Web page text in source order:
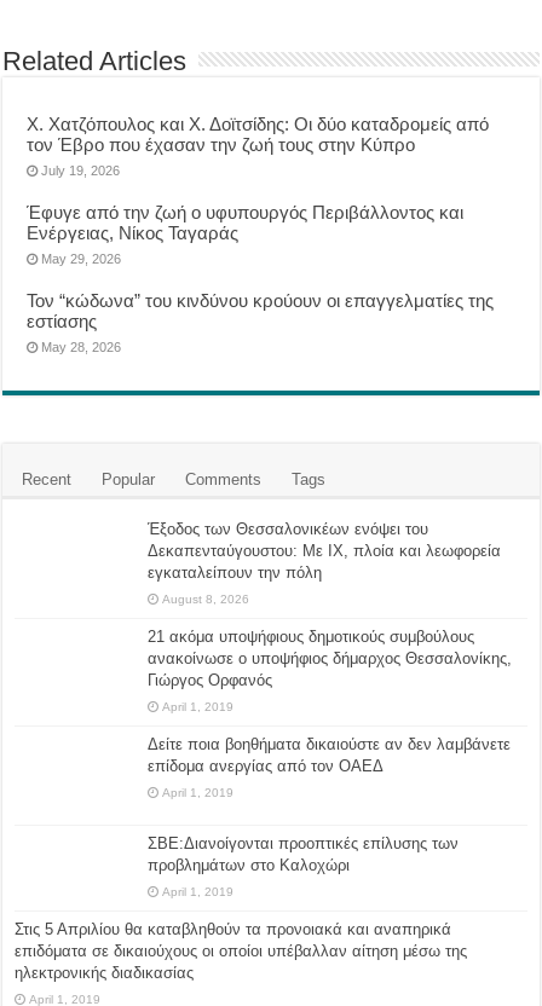
Related Articles
Χ. Χατζόπουλος και Χ. Δοϊτσίδης: Οι δύο καταδρομείς από
τον Έβρο που έχασαν την ζωή τους στην Κύπρο
July 19, 2026
Έφυγε από την ζωή ο υφυπουργός Περιβάλλοντος και
Ενέργειας, Νίκος Ταγαράς
May 29, 2026
Τον “κώδωνα” του κινδύνου κρούουν οι επαγγελματίες της
εστίασης
May 28, 2026
Recent Popular Comments Tags
Έξοδος των Θεσσαλονικέων ενόψει του
Δεκαπενταύγουστου: Με ΙΧ, πλοία και λεωφορεία
εγκαταλείπουν την πόλη
August 8, 2026
21 ακόμα υποψήφιους δημοτικούς συμβούλους
ανακοίνωσε ο υποψήφιος δήμαρχος Θεσσαλονίκης,
Γιώργος Ορφανός
April 1, 2019
Δείτε ποια βοηθήματα δικαιούστε αν δεν λαμβάνετε
επίδομα ανεργίας από τον ΟΑΕΔ
April 1, 2019
ΣΒΕ:Διανοίγονται προοπτικές επίλυσης των
προβλημάτων στο Καλοχώρι
April 1, 2019
Στις 5 Απριλίου θα καταβληθούν τα προνοιακά και αναπηρικά
επιδόματα σε δικαιούχους οι οποίοι υπέβαλλαν αίτηση μέσω της
ηλεκτρονικής διαδικασίας
April 1, 2019